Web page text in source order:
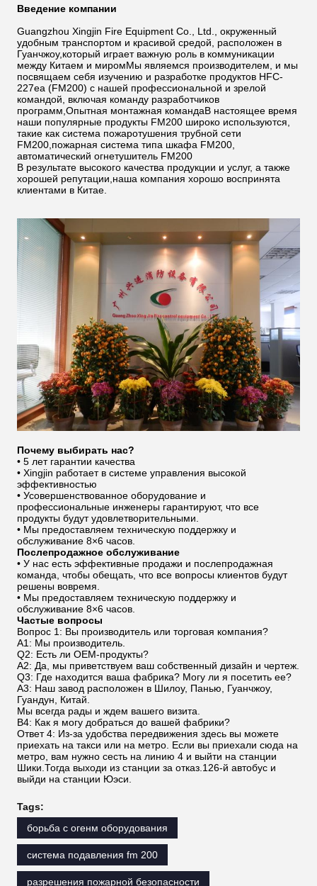
Введение компании
Guangzhou Xingjin Fire Equipment Co., Ltd., окруженный
удобным транспортом и красивой средой, расположен в
Гуанчжоу,который играет важную роль в коммуникации
между Китаем и миромМы являемся производителем, и мы
посвящаем себя изучению и разработке продуктов HFC-
227ea (FM200) с нашей профессиональной и зрелой
командой, включая команду разработчиков
программ,Опытная монтажная командаВ настоящее время
наши популярные продукты FM200 широко используются,
такие как система пожаротушения трубной сети
FM200,пожарная система типа шкафа FM200,
автоматический огнетушитель FM200
В результате высокого качества продукции и услуг, а также
хорошей репутации,наша компания хорошо воспринята
клиентами в Китае.
Почему выбирать нас?
• 5 лет гарантии качества
• Xingjin работает в системе управления высокой
эффективностью
• Усовершенствованное оборудование и
профессиональные инженеры гарантируют, что все
продукты будут удовлетворительными.
• Мы предоставляем техническую поддержку и
обслуживание 8×6 часов.
Послепродажное обслуживание
• У нас есть эффективные продажи и послепродажная
команда, чтобы обещать, что все вопросы клиентов будут
решены вовремя.
• Мы предоставляем техническую поддержку и
обслуживание 8×6 часов.
Частые вопросы
Вопрос 1: Вы производитель или торговая компания?
A1: Мы производитель.
Q2: Есть ли OEM-продукты?
A2: Да, мы приветствуем ваш собственный дизайн и чертеж.
Q3: Где находится ваша фабрика? Могу ли я посетить ее?
A3: Наш завод расположен в Шилоу, Панью, Гуанчжоу,
Гуандун, Китай.
Мы всегда рады и ждем вашего визита.
В4: Как я могу добраться до вашей фабрики?
Ответ 4: Из-за удобства передвижения здесь вы можете
приехать на такси или на метро. Если вы приехали сюда на
метро, вам нужно сесть на линию 4 и выйти на станции
Шики.Тогда выходи из станции за отказ.126-й автобус и
выйди на станции Юэси.
Tags:
борьба с огенм оборудования
система подавления fm 200
разрешения пожарной безопасности